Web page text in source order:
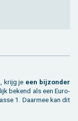
krijg je een bij­zon­der
be­kend als een Eu­ro­
1. Daar­mee kan dit